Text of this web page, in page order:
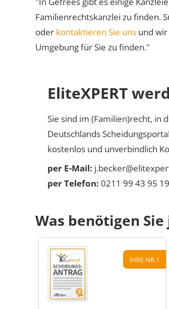
Familienrechtskanzlei zu finden.
oder kontaktieren Sie uns und
Umgebung für Sie zu finden."
EliteXPERT
Sie sind im (Familien)recht, in
Deutschlands
kostenlos und unverbindlich
per E-Mail:
per Telefon: 0211 99 43 95 19
Was benötigen
IHRE NR.1